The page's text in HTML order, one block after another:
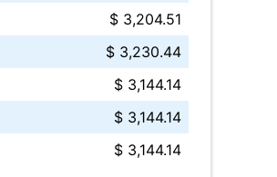
$ 3,204.51
$ 3,230.44
$ 3,144.14
$ 3,144.14
$ 3,144.14